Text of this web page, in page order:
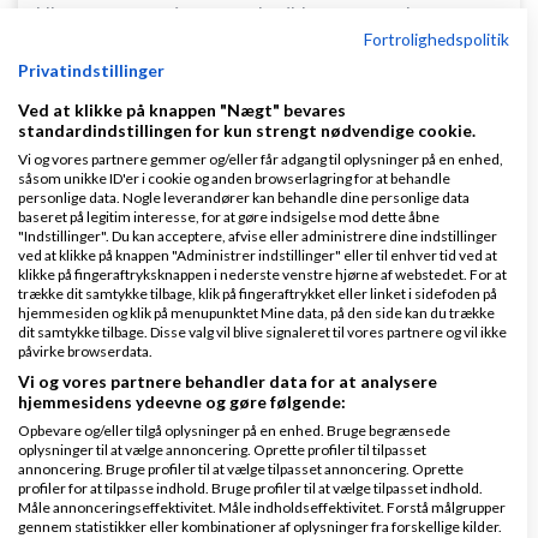
Ulempen synes jeg er at der ikke er noget bestemt
der umiddelbart springer i øjnene. Alt efter hvad
man sombesøgende
reagerer forskelligt, tænker jeg.
Når jeg er kunde i en wepshop (generelt set) så
bliver jeg tit inspireret af at man kommer ind på
siden og at der så er en enkelt eller måske et par ting
hvor jeg tænker, hov det er iøjnefaldende og ser
interessant ud.
Nu ved jeg ikke hvordan du
måske du allerede har tænkt over dette, og har
nogle landingpages der har mere fokus på de ting
jeg nævner.
Håber du kan bruge min feedback, god arbejdslyst
Fortrolighedspolitik
Privatindstillinger
Ved at klikke på knappen "Nægt" bevares
standardindstillingen for kun strengt nødvendige cookie.
Vi og vores partnere gemmer og/eller får adgang til oplysninger på en enhed,
såsom unikke ID'er i cookie og anden browserlagring for at behandle
personlige data. Nogle leverandører kan behandle dine personlige data
baseret på legitim interesse, for at gøre indsigelse mod dette åbne
"Indstillinger". Du kan acceptere, afvise eller administrere dine indstillinger
ved at klikke på knappen "Administrer indstillinger" eller til enhver tid ved at
klikke på fingeraftryksknappen i nederste venstre hjørne af webstedet. For at
trække dit samtykke tilbage, klik på fingeraftrykket eller linket i sidefoden på
hjemmesiden og klik på menupunktet Mine data, på den side kan du trække
dit samtykke tilbage. Disse valg vil blive signaleret til vores partnere og vil ikke
påvirke browserdata.
Vi og vores partnere behandler data for at analysere
hjemmesidens ydeevne og gøre følgende:
Opbevare og/eller tilgå oplysninger på en enhed. Bruge begrænsede
oplysninger til at vælge annoncering. Oprette profiler til tilpasset
annoncering. Bruge profiler til at vælge tilpasset annoncering. Oprette
profiler for at tilpasse indhold. Bruge profiler til at vælge tilpasset indhold.
Måle annonceringseffektivitet. Måle indholdseffektivitet. Forstå målgrupper
gennem statistikker eller kombinationer af oplysninger fra forskellige kilder.